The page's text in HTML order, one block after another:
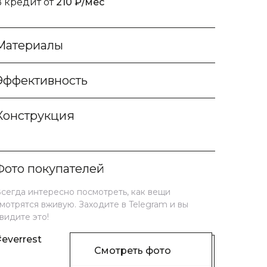
покупателей
интересно посмотреть, как вещи
вживую. Заходите в Telegram и вы
это!
Смотреть фото